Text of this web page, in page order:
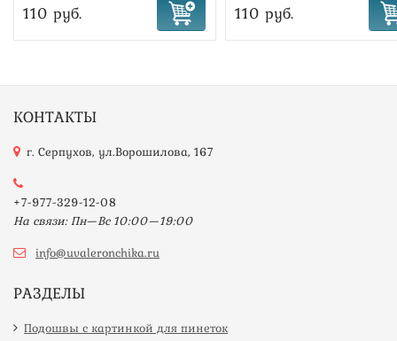
110 руб. 110 руб.
КОНТАКТЫ
г. Серпухов, ул.Ворошилова, 167
+7-977-329-12-08
На связи: Пн—Вс 10:00—19:00
info@uvaleronchika.ru
РАЗДЕЛЫ
Подошвы с картинкой для пинеток